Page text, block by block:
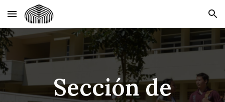
Skip to main content Skip to navigation
Sección de